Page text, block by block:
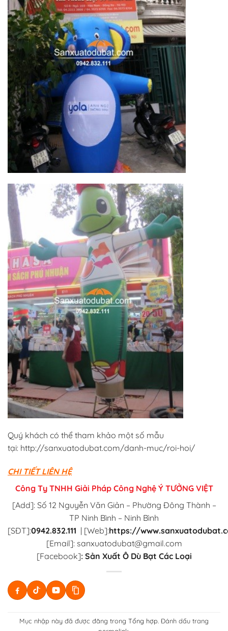
Quý khách có thể tham khảo một số mẫu
tại: http://sanxuatodubat.com/danh-muc/roi-hoi/
CHI TIẾT LIÊN HỆ
Công Ty TNHH Giải Pháp Công Nghệ Ý TƯỞNG VIỆT
[Add]: Số 12 Nguyễn Văn Giản – Phường Đông Thành –
TP Ninh Bình – Ninh Bình
[SĐT]:0942.832.111 | [Web]:https://
[Email]: sanxuatodubat@gmail.com
[Facebook]:Sản Xuất Ô Dù Bạt Các Loại
Mục nhập này đã được đăng trong Tổng hợp . Đánh dấu trang